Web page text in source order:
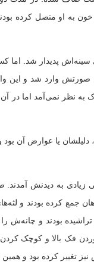
او متصل کرده
پدیدار شد. اما کسی
وارد شد و این
به نظر نمی‌آمد اما در
یا عوارض آن
زیادی به دیدنش
جمع کرده بودند و
بودند و چانه‌ش را
آوردن فک بالا و
کرده بود و همین